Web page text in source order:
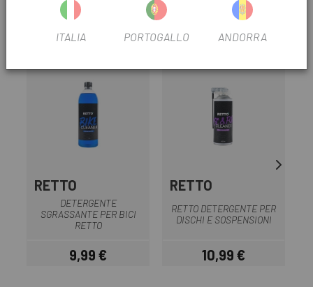
RECENSIONI TRUSTED SHOPS
PRODOTTI SIMILI
RETTO
DETERGENTE
SGRASSANTE PER BICI
RETTO
Prezzo
9,99 €
RETTO
RETTO DETERGENTE PER
DISCHI E SOSPENSIONI
Prezzo
10,99 €
ITALIA PORTOGALLO ANDORRA